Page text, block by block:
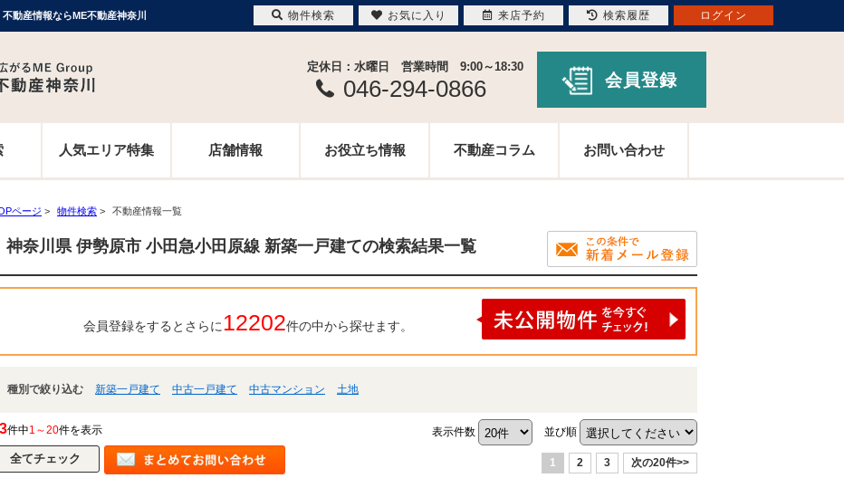
動産情報ならME不動産神奈川
定休日：水曜日 営業時間 9:00～18:30
046-294-0866 会員登録
人気エリア特集 店舗情報 お役立ち情報 不動産コラム お問い合わせ
ページ > 物件検索 > 不動産情報一覧
神奈川県 伊勢原市 小田急小田原線 新築一戸建ての検索結果一覧
会員登録をするとさらに 12202件の中から探せます。
種別で絞り込む 新築一戸建て 中古一戸建て 中古マンション 土地
件中1～20件を表示 表示件数 並び順
1 2 3 次の20件>>
物件検索 お気に入り 来店予約 検索履歴 ログイン